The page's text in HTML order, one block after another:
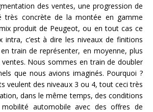
des ventes, une progression de
très concrète de la montée en gamme
produit de Peugeot, ou en tout cas ce
intra, c’est à dire les niveaux de finitions
train de représenter, en moyenne, plus
Nous sommes en train de doubler
que nous avions imaginés. Pourquoi ?
veulent des niveaux 3 ou 4, tout ceci très
dans le même temps, des conditions
mobilité automobile avec des offres de